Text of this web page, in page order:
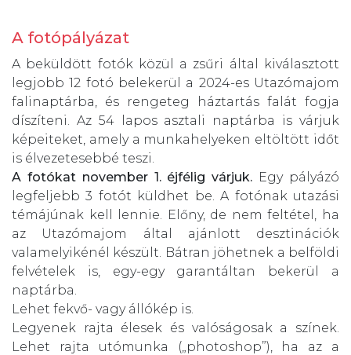
A fotópályázat
A beküldött fotók közül a zsűri által kiválasztott
legjobb 12 fotó belekerül a 2024-es Utazómajom
falinaptárba, és rengeteg háztartás falát fogja
díszíteni. Az 54 lapos asztali naptárba is várjuk
képeiteket, amely a munkahelyeken eltöltött időt
is élvezetesebbé teszi.
A fotókat november 1. éjfélig várjuk. Egy pályázó
legfeljebb 3 fotót küldhet be. A fotónak utazási
témájúnak kell lennie. Előny, de nem feltétel, ha
az Utazómajom által ajánlott desztinációk
valamelyikénél készült. Bátran jöhetnek a belföldi
felvételek is, egy-egy garantáltan bekerül a
naptárba.
Lehet fekvő- vagy állókép is.
Legyenek rajta élesek és valóságosak a színek.
Lehet rajta utómunka („photoshop”), ha az a